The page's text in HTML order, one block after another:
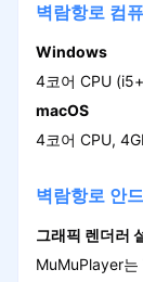
벽람항로 컴
Windows
4코어 CPU
macOS
4코어 CPU,
벽람항로 안
그래픽 렌더러
MuMuPlayer